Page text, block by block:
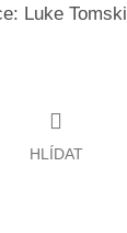
Luke Tomski
HLÍDAT